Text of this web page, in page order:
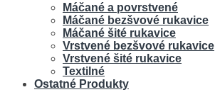
Máčané a povrstvené
Máčané bezšvové rukavice
Máčané šité rukavice
Vrstvené bezšvové rukavice
Vrstvené šité rukavice
Textilné
Ostatné Produkty